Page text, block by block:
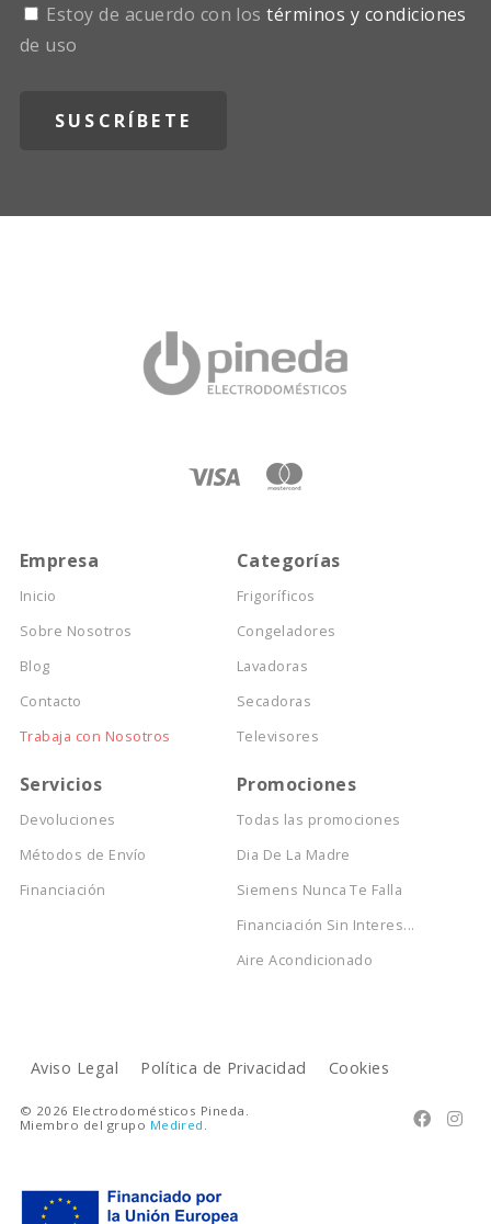
Estoy de acuerdo con lostérminos y condiciones
de uso
Empresa
Inicio
Sobre Nosotros
Blog
Contacto
Trabaja con Nosotros
Categorías
Frigoríficos
Congeladores
Lavadoras
Secadoras
Televisores
Servicios
Devoluciones
Métodos de Envío
Financiación
Promociones
Todas las promociones
Dia De La Madre
Siemens Nunca Te Falla
Financiación Sin Interes...
Aire Acondicionado
Aviso Legal Política de Privacidad Cookies
 
© 2026 Electrodomésticos Pineda.
Miembro del grupo Medired